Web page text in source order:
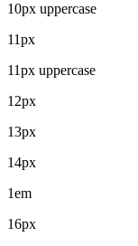
10px uppercase
11px
11px uppercase
12px
13px
14px
1em
16px